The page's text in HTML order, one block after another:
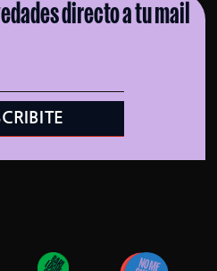
directo a tu mail